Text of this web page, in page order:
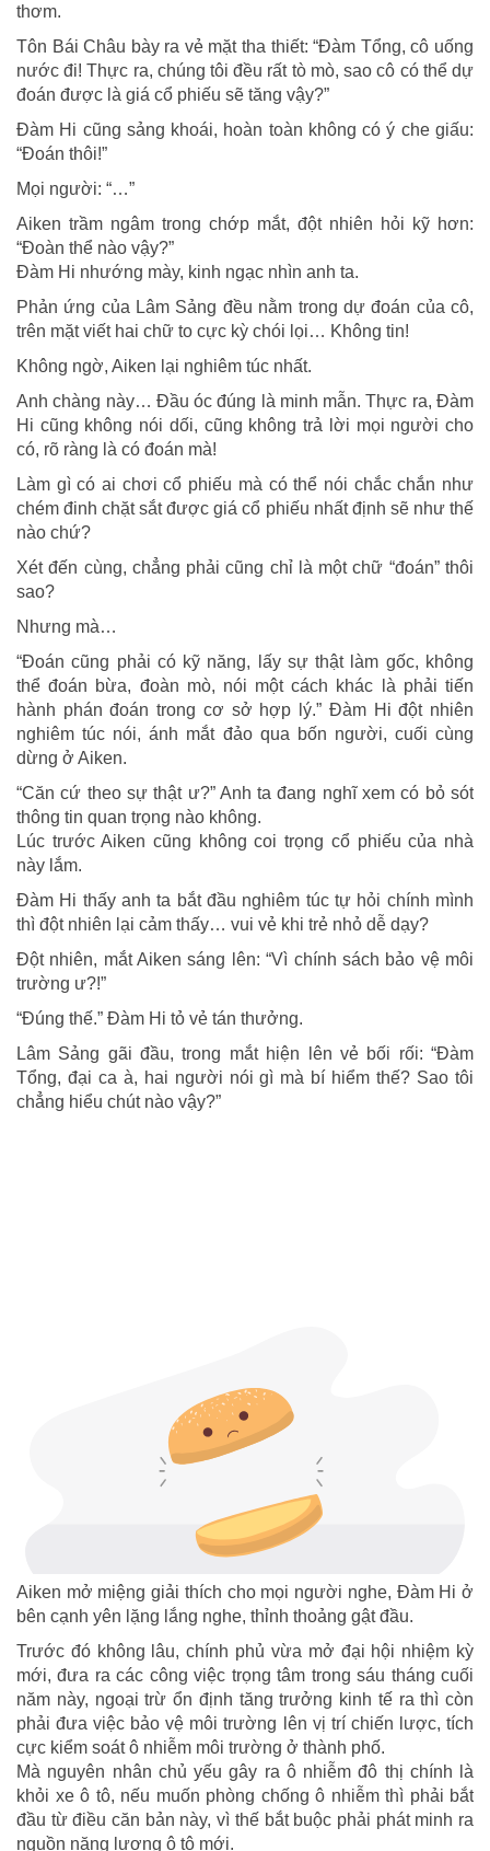
thơm.
Tôn Bái Châu bày ra vẻ mặt tha thiết: “Đàm Tổng, cô uống
nước đi! Thực ra, chúng tôi đều rất tò mò, sao cô có thể dự
đoán được là giá cổ phiếu sẽ tăng vậy?”
Đàm Hi cũng sảng khoái, hoàn toàn không có ý che giấu:
“Đoán thôi!”
Mọi người: “…”
Aiken trầm ngâm trong chớp mắt, đột nhiên hỏi kỹ hơn:
“Đoàn thể nào vậy?”
Đàm Hi nhướng mày, kinh ngạc nhìn anh ta.
Phản ứng của Lâm Sảng đều nằm trong dự đoán của cô,
trên mặt viết hai chữ to cực kỳ chói lọi… Không tin!
Không ngờ, Aiken lại nghiêm túc nhất.
Anh chàng này… Đầu óc đúng là minh mẫn. Thực ra, Đàm
Hi cũng không nói dối, cũng không trả lời mọi người cho
có, rõ ràng là có đoán mà!
Làm gì có ai chơi cổ phiếu mà có thể nói chắc chắn như
chém đinh chặt sắt được giá cổ phiếu nhất định sẽ như thế
nào chứ?
Xét đến cùng, chẳng phải cũng chỉ là một chữ “đoán” thôi
sao?
Nhưng mà…
“Đoán cũng phải có kỹ năng, lấy sự thật làm gốc, không
thể đoán bừa, đoàn mò, nói một cách khác là phải tiến
hành phán đoán trong cơ sở hợp lý.” Đàm Hi đột nhiên
nghiêm túc nói, ánh mắt đảo qua bốn người, cuối cùng
dừng ở Aiken.
“Căn cứ theo sự thật ư?” Anh ta đang nghĩ xem có bỏ sót
thông tin quan trọng nào không.
Lúc trước Aiken cũng không coi trọng cổ phiếu của nhà
này lắm.
Đàm Hi thấy anh ta bắt đầu nghiêm túc tự hỏi chính mình
thì đột nhiên lại cảm thấy… vui vẻ khi trẻ nhỏ dễ dạy?
Đột nhiên, mắt Aiken sáng lên: “Vì chính sách bảo vệ môi
trường ư?!”
“Đúng thế.” Đàm Hi tỏ vẻ tán thưởng.
Lâm Sảng gãi đầu, trong mắt hiện lên vẻ bối rối: “Đàm
Tổng, đại ca à, hai người nói gì mà bí hiểm thế? Sao tôi
chẳng hiểu chút nào vậy?”
Aiken mở miệng giải thích cho mọi người nghe, Đàm Hi ở
bên cạnh yên lặng lắng nghe, thỉnh thoảng gật đầu.
Trước đó không lâu, chính phủ vừa mở đại hội nhiệm kỳ
mới, đưa ra các công việc trọng tâm trong sáu tháng cuối
năm này, ngoại trừ ổn định tăng trưởng kinh tế ra thì còn
phải đưa việc bảo vệ môi trường lên vị trí chiến lược, tích
cực kiểm soát ô nhiễm môi trường ở thành phố.
Mà nguyên nhân chủ yếu gây ra ô nhiễm đô thị chính là
khỏi xe ô tô, nếu muốn phòng chống ô nhiễm thì phải bắt
đầu từ điều căn bản này, vì thế bắt buộc phải phát minh ra
nguồn năng lượng ô tô mới.